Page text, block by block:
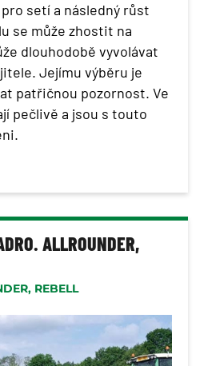
setí a následný růst
se může zhostit na
dlouhodobě vyvolávat
Jejímu výběru je
patřičnou pozornost. Ve
pečlivě a jsou s touto
ALLROUNDER,
REBELL